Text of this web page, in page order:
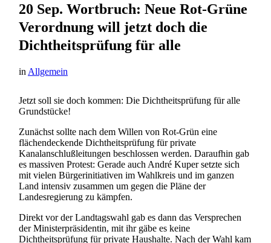
20 Sep. Wortbruch: Neue Rot-Grüne
Verordnung will jetzt doch die
Dichtheitsprüfung für alle
in Allgemein
Jetzt soll sie doch kommen: Die Dichtheitsprüfung für alle
Grundstücke!
Zunächst sollte nach dem Willen von Rot-Grün eine
flächendeckende Dichtheitsprüfung für private
Kanalanschlußleitungen beschlossen werden. Daraufhin gab
es massiven Protest: Gerade auch André Kuper setzte sich
mit vielen Bürgerinitiativen im Wahlkreis und im ganzen
Land intensiv zusammen um gegen die Pläne der
Landesregierung zu kämpfen.
Direkt vor der Landtagswahl gab es dann das Versprechen
der Ministerpräsidentin, mit ihr gäbe es keine
Dichtheitsprüfung für private Haushalte. Nach der Wahl kam